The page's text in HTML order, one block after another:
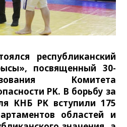
республиканский
посвященный 30-
Комитета
РК. В борьбу за
КНБ РК вступили 175
областей и